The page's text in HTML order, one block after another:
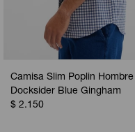
Camisa Slim Poplin
Docksider Blue Gingham
$ 2.150